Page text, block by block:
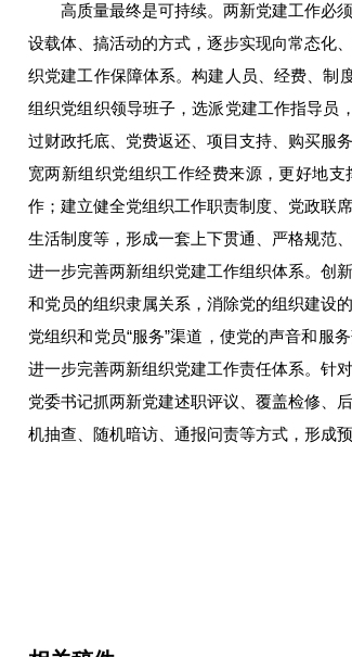
高质量最终是可持续。两新党建工作必须
设载体、搞活动的方式，逐步实现向常态化
织党建工作保障体系。构建人员、经费、制
组织党组织领导班子，选派党建工作指导员
过财政托底、党费返还、项目支持、购买服
宽两新组织党组织工作经费来源，更好地
作；建立健全党组织工作职责制度、党政联
生活制度等，形成一套上下贯通、严格规范
进一步完善两新组织党建工作组织体系。创
和党员的组织隶属关系，消除党的组织建设
党组织和党员“服务”渠道，使党的声音和服
进一步完善两新组织党建工作责任体系。针
党委书记抓两新党建述职评议、覆盖检修、
机抽查、随机暗访、通报问责等方式，形成